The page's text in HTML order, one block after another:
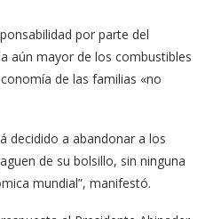
por parte del
aún mayor de los combustibles
de las familias «no
decidido a abandonar a los
de su bolsillo, sin ninguna
mundial”, manifestó.